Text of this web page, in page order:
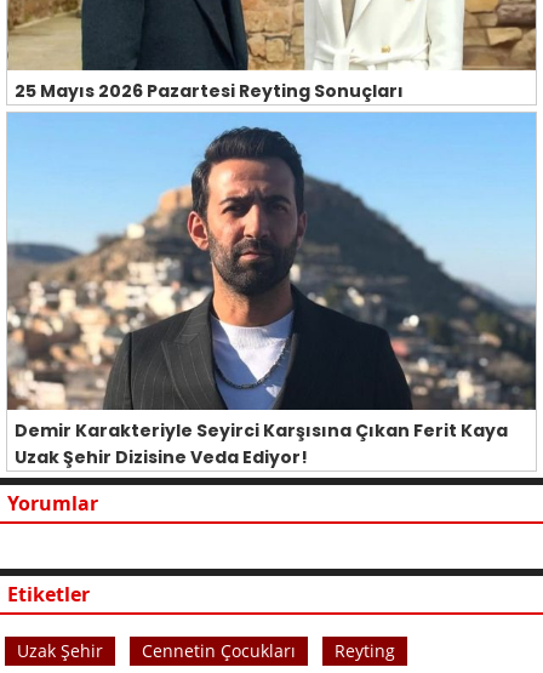
25 Mayıs 2026 Pazartesi Reyting Sonuçları
Demir Karakteriyle Seyirci Karşısına Çıkan Ferit Kaya
Uzak Şehir Dizisine Veda Ediyor!
Yorumlar
Etiketler
Uzak Şehir Cennetin Çocukları Reyting